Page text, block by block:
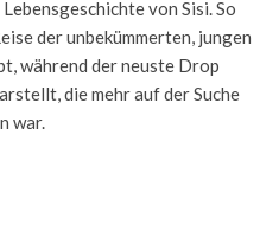
von Sisi. So
der unbekümmerten, jungen
während der neuste Drop
die mehr auf der Suche
war.